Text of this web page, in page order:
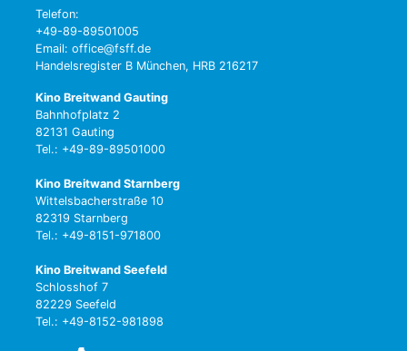
Telefon:
+49-89-89501005
Email: office@fsff.de
Handelsregister B München, HRB 216217
Kino Breitwand Gauting
Bahnhofplatz 2
82131 Gauting
Tel.: +49-89-89501000
Kino Breitwand Starnberg
Wittelsbacherstraße 10
82319 Starnberg
Tel.: +49-8151-971800
Kino Breitwand Seefeld
Schlosshof 7
82229 Seefeld
Tel.: +49-8152-981898